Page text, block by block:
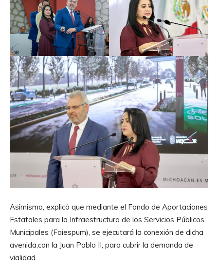
Asimismo, explicó que mediante el Fondo de Aportaciones
Estatales para la Infraestructura de los Servicios Públicos
Municipales (Faiespum), se ejecutará la conexión de dicha
avenida,con la Juan Pablo II, para cubrir la demanda de
vialidad.